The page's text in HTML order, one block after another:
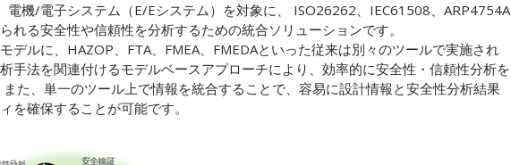
機/電子システム（E/Eシステム）を対象に、 ISO26262、IEC61508、ARP4754A
れる安全性や信頼性を分析するための統合ソリューションです。
デルに、HAZOP、FTA、FMEA、FMEDAといった従来は別々のツールで実施され
手法を関連付けるモデルベースアプローチにより、効率的に安全性・信頼性分析を
た、単一のツール上で情報を統合することで、容易に設計情報と安全性分析結果
を確保することが可能です。